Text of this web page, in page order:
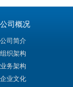
公司概况
公司简介
组织架构
业务架构
企业文化